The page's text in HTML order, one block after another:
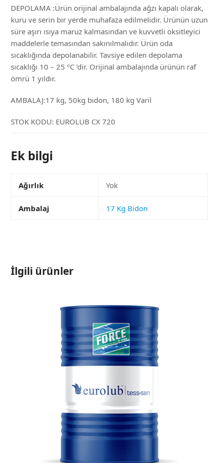
DEPOLAMA :Ürün orijinal ambalajında ağzı kapalı olarak,
kuru ve serin bir yerde muhafaza edilmelidir. Ürünün uzun
süre aşırı ısıya maruz kalmasından ve kuvvetli oksitleyici
maddelerle temasından sakınılmalıdır. Ürün oda
sıcaklığında depolanabilir. Tavsiye edilen depolama
sıcaklığı 10 – 25 ºC ‘dir. Orijinal ambalajında ürünün raf
ömrü 1 yıldır.
AMBALAJ:17 kg, 50kg bidon, 180 kg Varil
STOK KODU: EUROLUB CX 720
Ek bilgi
Ağırlık Yok
Ambalaj 17 Kg Bidon
İlgili ürünler